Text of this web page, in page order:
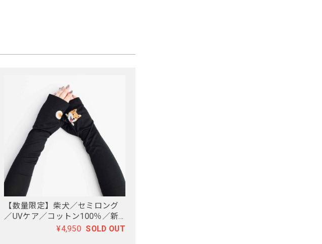
【数量限定】柴犬／セミロング
／UVケア／コットン100％／新
¥4,950 SOLD OUT